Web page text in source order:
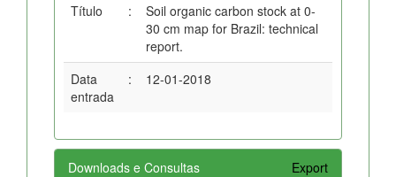
Título :
Soil organic carbon stock at 0-
30 cm map for Brazil: technical
report.
Data
entrada
: 12-01-2018
Downloads e Consultas Export